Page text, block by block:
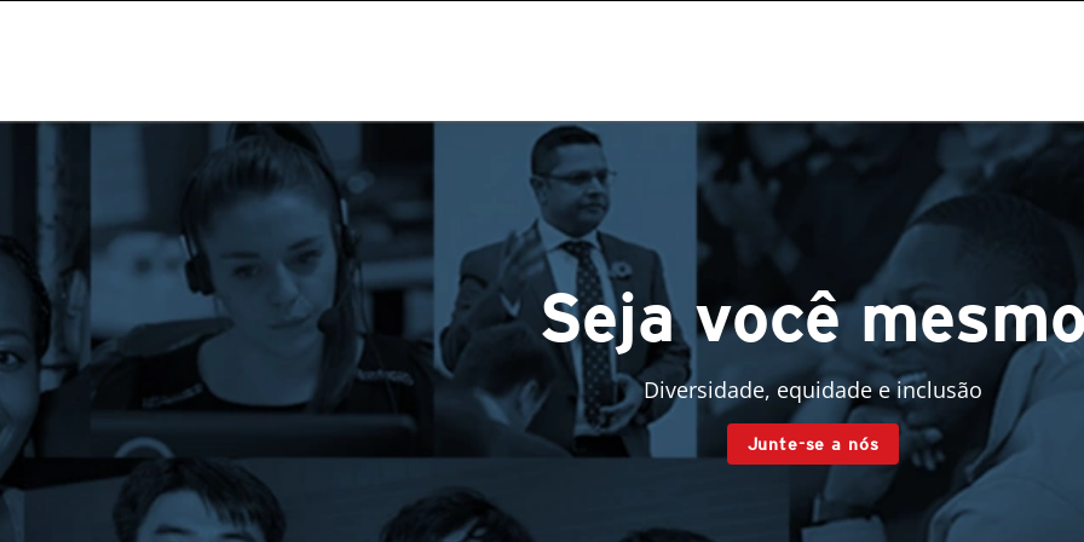
Seja você
Diversidade, equidade e inclusão
Junte-se a nós